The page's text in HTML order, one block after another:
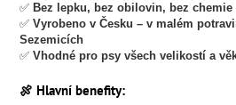
✅ Bez lepku, bez obilovin, bez
✅Vyrobeno v Česku – v malém
Sezemicích
✅Vhodné pro psy všech velikostí a
🍖 Hlavní benefity: